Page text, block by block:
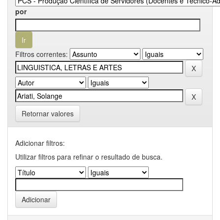
por
Filtros correntes:
Retornar valores
Adicionar filtros:
Utilizar filtros para refinar o resultado de busca.